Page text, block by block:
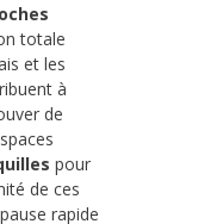
totale
et les
à
de
pour
de ces
rapide